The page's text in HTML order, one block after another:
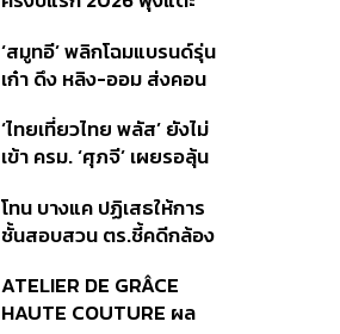
‘สมูทอี’ พลิกโฉมแบรนด์รุ่น
เก๋า ดึง หลิง-ออม ส่งคอน
สกินแคร์ชะลอตัว
‘ไทยเที่ยวไทย พลัส’ ยังไม่
เข้า ครม. ‘ศุภจี’ เผยรอลุ้น
กระจุกตัว
โทน บางแค ปฏิเสธให้การ
ชั้นสอบสวน ตร.ชี้คดีกล้อง
40 ราย ไม่เกี่ยวคดีมาดาม
เก่ง
ATELIER DE GRÂCE
HAUTE COUTURE ผล